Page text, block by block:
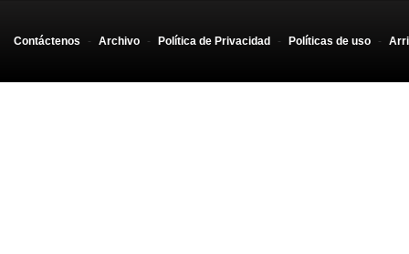
Contáctenos - Archivo - Política de Privacidad - Políticas de uso -